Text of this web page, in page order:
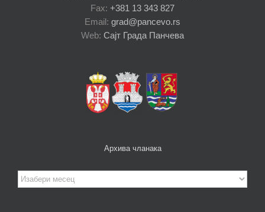
Fax: +381 13 343 827
Email: grad@pancevo.rs
Web: Сајт Града Панчева
Архива чланака
Архива
чланака